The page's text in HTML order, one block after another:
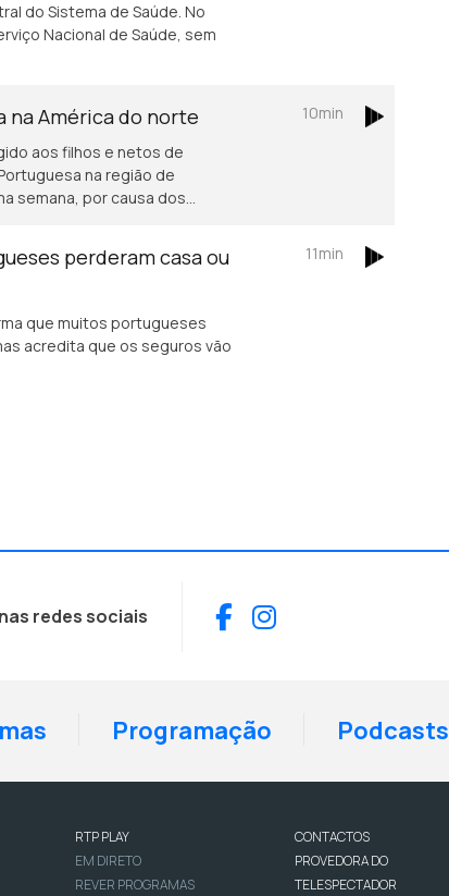
do Sistema de Saúde. No
Nacional de Saúde, sem
na América do norte
aos filhos e netos de
na região de
semana, por causa dos
10min
perderam casa ou
que muitos portugueses
acredita que os seguros vão
11min
redes sociais Facebook
Instagram
Programação Podcasts
RTP PLAY
EM DIRETO
REVER PROGRAMAS
CONTACTOS
PROVEDORA DO
TELESPECTADOR